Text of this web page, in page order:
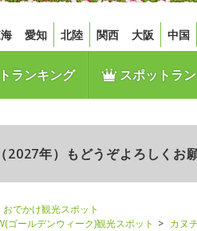
愛知 北陸 関西 大阪 中国
ランキング スポットラ
年）もどうぞよろしくお願
でかけ観光スポット
ゴールデンウィーク)観光スポット カヌ